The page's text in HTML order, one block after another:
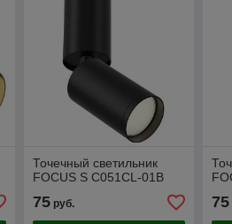
Точечный светильник
FOCUS S C051CL-01B
75руб. 75